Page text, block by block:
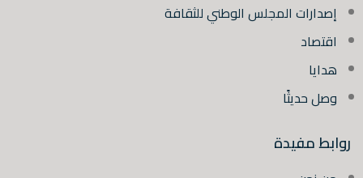
إصدارات المجلس الوطني للثقافة
اقتصاد
هدايا
وصل حديثًا
روابط مفيدة